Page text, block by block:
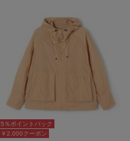
￥2,000クーポン
5％ポイントバック